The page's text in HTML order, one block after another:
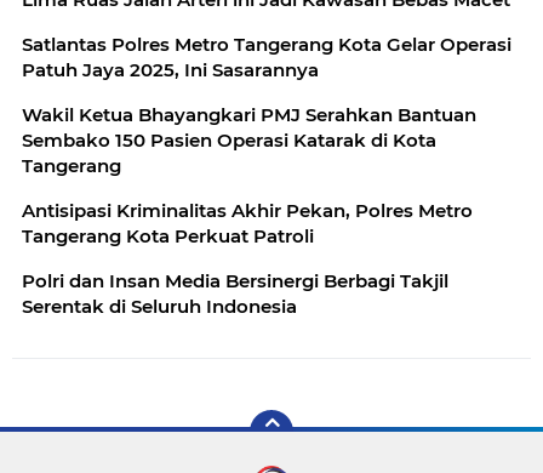
Satlantas Polres Metro Tangerang Kota Gelar Operasi
Patuh Jaya 2025, Ini Sasarannya
Wakil Ketua Bhayangkari PMJ Serahkan Bantuan
Sembako 150 Pasien Operasi Katarak di Kota
Tangerang
Antisipasi Kriminalitas Akhir Pekan, Polres Metro
Tangerang Kota Perkuat Patroli
Polri dan Insan Media Bersinergi Berbagi Takjil
Serentak di Seluruh Indonesia